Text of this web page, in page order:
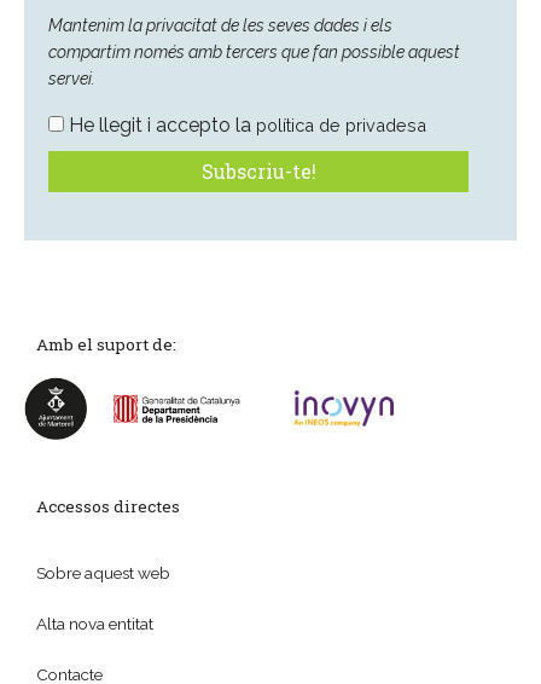
Mantenim la privacitat de les seves dades i els
compartim només amb tercers que fan possible aquest
servei.
He llegit i accepto la política de privadesa
Amb el suport de:
Accessos directes
Sobre aquest web
Alta nova entitat
Contacte